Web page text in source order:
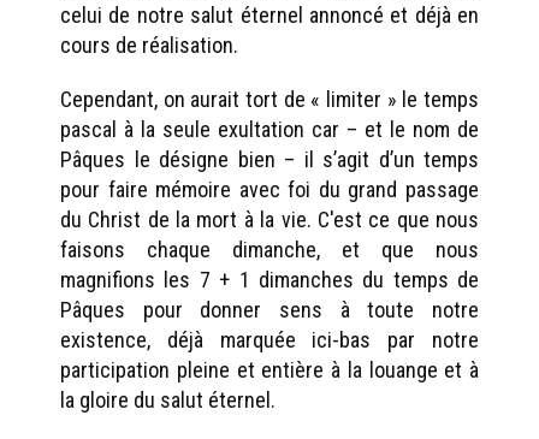
celui de notre salut éternel annoncé et déjà en
cours de réalisation.
Cependant, on aurait tort de « limiter » le temps
pascal à la seule exultation car – et le nom de
Pâques le désigne bien – il s’agit d’un temps
pour faire mémoire avec foi du grand passage
du Christ de la mort à la vie. C'est ce que nous
faisons chaque dimanche, et que nous
magnifions les 7 + 1 dimanches du temps de
Pâques pour donner sens à toute notre
existence, déjà marquée ici-bas par notre
participation pleine et entière à la louange et à
la gloire du salut éternel.